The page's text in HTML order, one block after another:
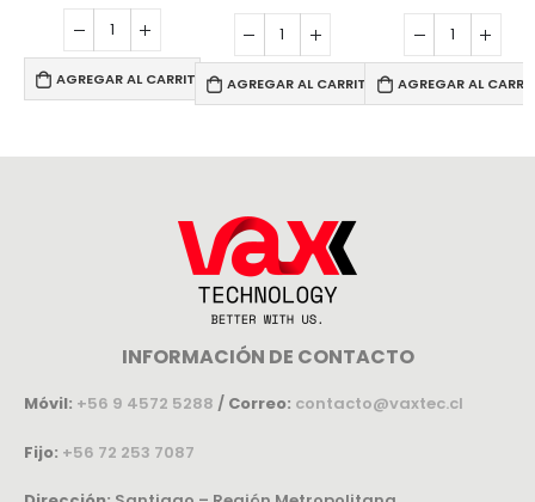
AGREGAR AL CARRITO AGREGAR AL CARRITO AGREGAR AL
INFORMACIÓN DE CONTACTO
Móvil: +56 9 4572 5288 / Correo: contacto@vaxtec.cl
Fijo: +56 72 253 7087